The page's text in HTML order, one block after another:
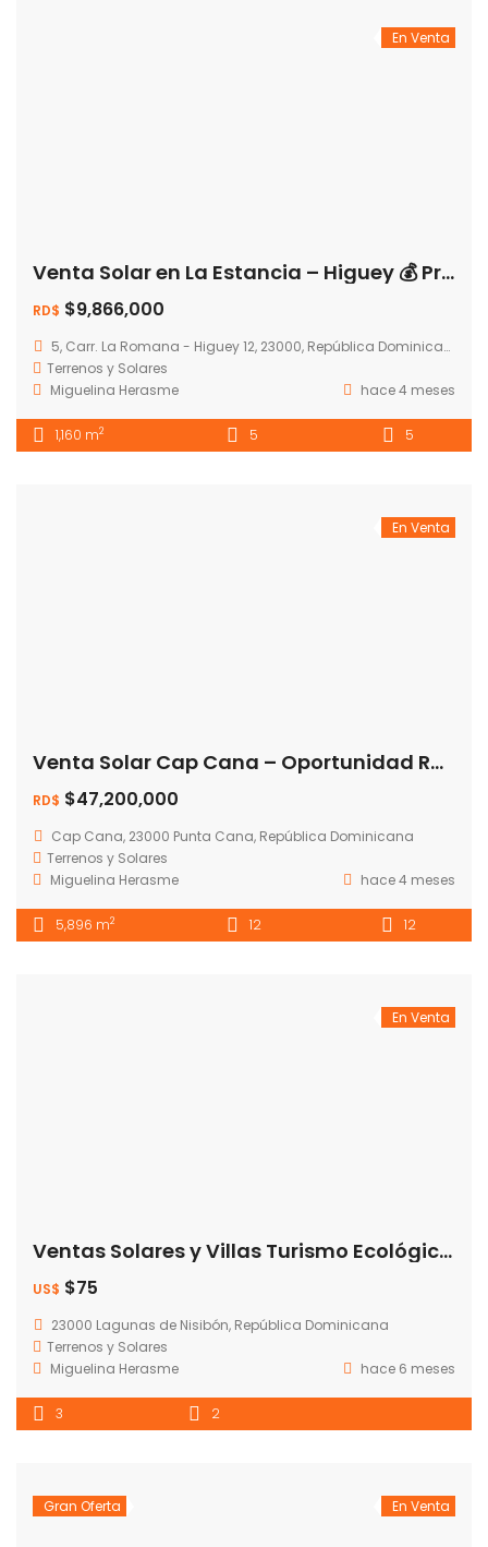
En Venta
Venta Solar en La Estancia – Higuey 💰 Precio: RD$9,866,800
RD$ $9,866,000
5, Carr. La Romana - Higuey 12, 23000, República Dominicana
Terrenos y Solares
Miguelina Herasme
hace 4 meses
1,160 m2 5 5
En Venta
Venta Solar Cap Cana – Oportunidad RD$47,216,165.62
RD$ $47,200,000
Cap Cana, 23000 Punta Cana, República Dominicana
Terrenos y Solares
Miguelina Herasme
hace 4 meses
5,896 m2 12 12
En Venta
Ventas Solares y Villas Turismo Ecológico Nisibon – Bávaro Precio: Desde US$75 por m².
US$ $75
23000 Lagunas de Nisibón, República Dominicana
Terrenos y Solares
Miguelina Herasme
hace 6 meses
3 2
Gran Oferta En Venta